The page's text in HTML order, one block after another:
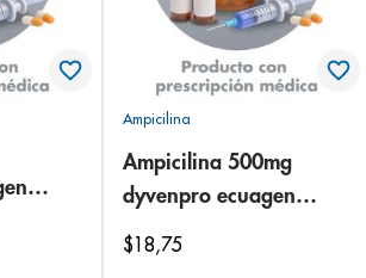
Ampicilina
Ampicilina 500mg
dyvenpro ecuagen
$18,75